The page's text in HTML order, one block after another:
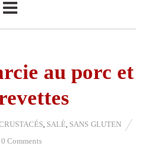
au porc et
, SALÉ, SANS GLUTEN
0 Comments